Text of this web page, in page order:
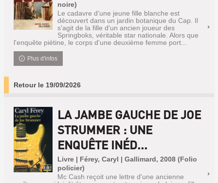
noire)
Le cadavre d'une jeune fille blanche est
découvert dans un jardin botanique du Cap. Il
s'agit de la fille d'un ancien joueur des
Springboks, véritable star nationale. Alors que
l'enquête piétine, le corps d'une deuxième femme port...
Plus d'infos
Retour le 19/09/2026
LA JAMBE GAUCHE DE JOE
STRUMMER : UNE
ENQUÊTE INÉD...
Livre | Férey, Caryl | Gallimard, 2008 (Folio
policier)
Mc Cash reçoit une lettre d'une ancienne